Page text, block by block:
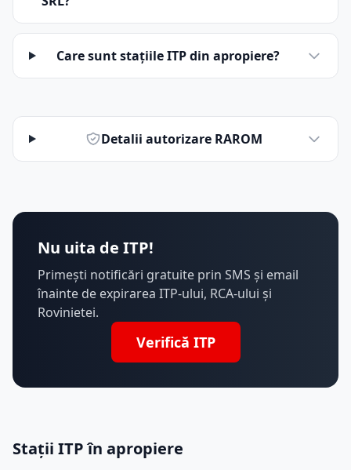
Care sunt stațiile ITP din apropiere?
Detalii autorizare RAROM
Nu uita de ITP!
Primești notificări gratuite prin SMS și email
înainte de expirarea ITP-ului, RCA-ului și
Rovinietei.
Verifică ITP
Stații ITP în apropiere